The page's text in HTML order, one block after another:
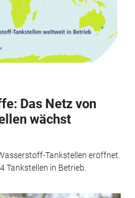
Das Netz von
wächst
Tankstellen eröffnet.
Tankstellen in Betrieb.